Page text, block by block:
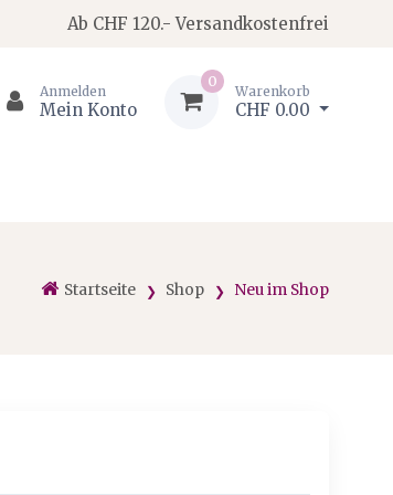
Ab CHF 120.- Versandkostenfrei
Anmelden
Mein Konto
0
Warenkorb
CHF 0.00
Startseite Shop Neu im Shop